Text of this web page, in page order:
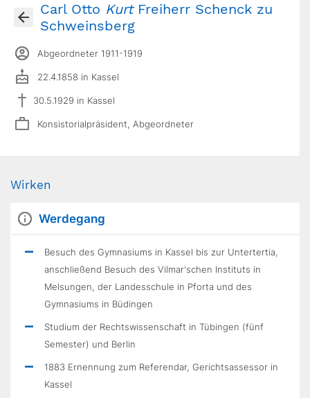
Carl Otto KurtFreiherr Schenck zu
Schweinsberg
Abgeordneter 1911-1919
22.4.1858 in Kassel
30.5.1929 in Kassel
Konsistorialpräsident, Abgeordneter
Wirken
Werdegang
Besuch des Gymnasiums in Kassel bis zur Untertertia,
anschließend Besuch des Vilmar'schen Instituts in
Melsungen, der Landesschule in Pforta und des
Gymnasiums in Büdingen
Studium der Rechtswissenschaft in Tübingen (fünf
Semester) und Berlin
1883 Ernennung zum Referendar, Gerichtsassessor in
Kassel